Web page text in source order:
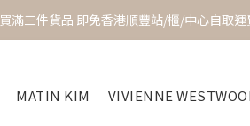
買滿三件貨品 即免香港順豐站/櫃/中心自取運
MATIN KIM VIVIENNE